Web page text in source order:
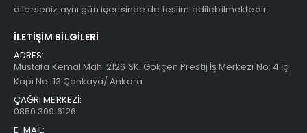
dilerseniz aynı gün içerisinde de teslim edilebilmektedir.
İLETIŞIM BILGILERI
ADRES:
Mustafa Kemal Mah. 2126 SK. Gökçen Prestij İş Merkezi No: 4 İç
Kapı No: 13 Çankaya/ Ankara
ÇAĞRI MERKEZİ:
0850 309 6126
E-MAİL: